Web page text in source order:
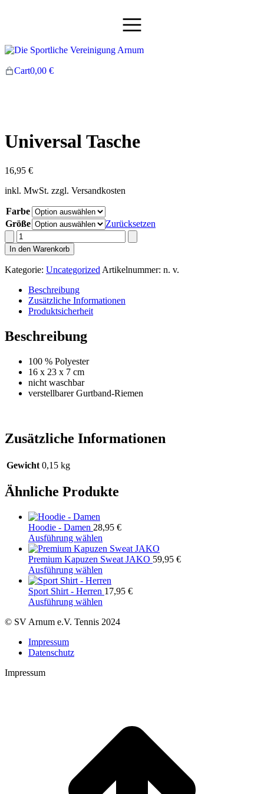
Cart0,00 €
Universal Tasche
16,95 €
inkl. MwSt. zzgl. Versandkosten
Farbe
Größe
Zurücksetzen
In den Warenkorb
Kategorie: Uncategorized Artikelnummer: n. v.
Beschreibung
Zusätzliche Informationen
Produktsicherheit
Beschreibung
100 % Polyester
16 x 23 x 7 cm
nicht waschbar
verstellbarer Gurtband-Riemen
Zusätzliche Informationen
Gewicht 0,15 kg
Ähnliche Produkte
Hoodie - Damen 28,95 €
Ausführung wählen
Premium Kapuzen Sweat JAKO 59,95 €
Ausführung wählen
Sport Shirt - Herren 17,95 €
Ausführung wählen
© SV Arnum e.V. Tennis 2024
Impressum
Datenschutz
Impressum